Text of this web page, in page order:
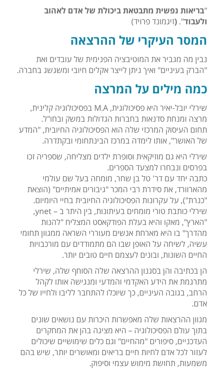
"בריאות נפשית מתבטאת ביכולת של אדם לאהוב
ולעבוד".
(זיגמונד פרויד)
המסר העיקרי של ההרצאה
נבין מה מגביר את המוטיבציה הפנימית של עובדים ואת
"הברק בעיניים" ואיך ניתן לייצר אקלים חיובי ומשגשג בחברה.
כמה מילים על המרצה
שירלי יובל-יאיר היא פסיכולוגית, M.A בפסיכולוגיה קלינית,
מרצה ומנחת סדנאות בחברות הגדולות במשק ובחו"ל.
תחום העיסוק המרכזי שלה הוא הפסיכולוגיה החיובית, "המדע
של האושר", אותו לימדה במרכז הבינתחומי ובקתדרה.
שירלי היא גם מוזיקאית וסופרת ילדים מצליחה, שספריה זכו
בפרסים ונבחרו למצעד הספרים.
כתבה יחד עם דר' טל בן שחר, מומחה בעל שם עולמי
מהארוורד, את סידרת רבי המכר "גיבורים אמיתיים" (הוצאת
"כנרת"), על עקרונות הפסיכולוגיה החיובית בחיי היומיום.
שירלי כותבת טורי מומחים בעיתונות, בין היתר ב – ynet,
"הארץ", מאקו והיא בעלת הפודקאסט המצליח "להנות
מהדרך" בו היא מארחת אנשים מעוררי השראה ממגוון תחומי
עשיה, לשיחה על האופן שבו הם מתמודדים עם מורכבויות
החיים השונות, ובונים לעצמם חיים טובים יותר.
הן בכתיבה והן בסגנון ההרצאה שלה הסוחף שלה, שירלי
מתרגמת את הידע האקדמי והמדעי ומנגישה אותו לקהל
הרחב, בגובה העיניים, כך שיוכלו להתחבר לליבו ולחייו של כל
אדם.
מגוון ההרצאות שלה מאפשרות היכרות עם נושאים שונים
בתוך עולם הפסיכולוגיה – היא מציגה בהן את המחקרים
העדכניים, סיפורים "מהחיים" וגם כלים שימושיים שיכולים
לעזור לכל אדם לחיות חיים בריאים ומאושרים יותר, שיש בהם
משמעות, תחושת מימוש עצמי וסיפוק.